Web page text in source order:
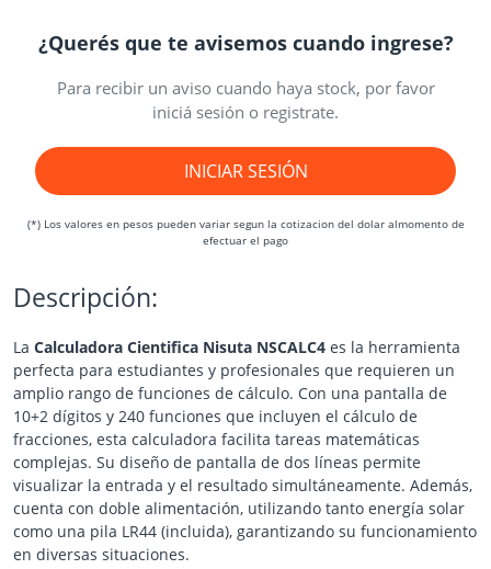
¿Querés que te avisemos cuando ingrese?
Para recibir un aviso cuando haya stock, por favor
iniciá sesión o registrate.
INICIAR SESIÓN
(*) Los valores en pesos pueden variar segun la cotizacion del dolar almomento de
efectuar el pago
Descripción:
La Calculadora Cientifica Nisuta NSCALC4 es la herramienta
perfecta para estudiantes y profesionales que requieren un
amplio rango de funciones de cálculo. Con una pantalla de
10+2 dígitos y 240 funciones que incluyen el cálculo de
fracciones, esta calculadora facilita tareas matemáticas
complejas. Su diseño de pantalla de dos líneas permite
visualizar la entrada y el resultado simultáneamente. Además,
cuenta con doble alimentación, utilizando tanto energía solar
como una pila LR44 (incluida), garantizando su funcionamiento
en diversas situaciones.